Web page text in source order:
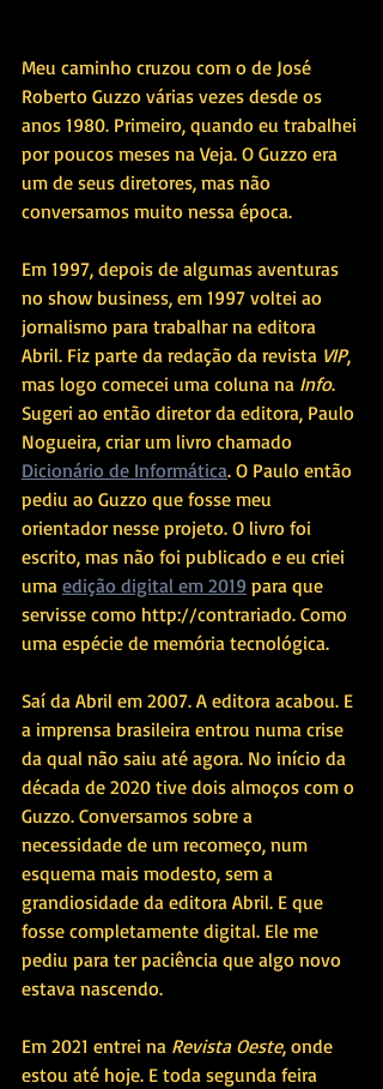
Meu caminho cruzou com o de José
Roberto Guzzo várias vezes desde os
anos 1980. Primeiro, quando eu trabalhei
por poucos meses na Veja. O Guzzo era
um de seus diretores, mas não
conversamos muito nessa época.
Em 1997, depois de algumas aventuras
no show business, em 1997 voltei ao
jornalismo para trabalhar na editora
Abril. Fiz parte da redação da revista VIP,
mas logo comecei uma coluna na Info.
Sugeri ao então diretor da editora, Paulo
Nogueira, criar um livro chamado
Dicionário de Informática. O Paulo então
pediu ao Guzzo que fosse meu
orientador nesse projeto. O livro foi
escrito, mas não foi publicado e eu criei
uma edição digital em 2019 para que
servisse como http://contrariado. Como
uma espécie de memória tecnológica.
Saí da Abril em 2007. A editora acabou. E
a imprensa brasileira entrou numa crise
da qual não saiu até agora. No início da
década de 2020 tive dois almoços com o
Guzzo. Conversamos sobre a
necessidade de um recomeço, num
esquema mais modesto, sem a
grandiosidade da editora Abril. E que
fosse completamente digital. Ele me
pediu para ter paciência que algo novo
estava nascendo.
Em 2021 entrei na Revista Oeste, onde
estou até hoje. E toda segunda feira